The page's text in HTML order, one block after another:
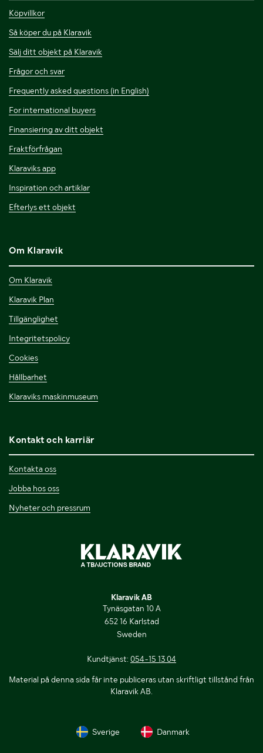
Köpvillkor
Så köper du på Klaravik
Sälj ditt objekt på Klaravik
Frågor och svar
Frequently asked questions (in English)
For international buyers
Finansiering av ditt objekt
Fraktförfrågan
Klaraviks app
Inspiration och artiklar
Efterlys ett objekt
Om Klaravik
Om Klaravik
Klaravik Plan
Tillgänglighet
Integritetspolicy
Cookies
Hållbarhet
Klaraviks maskinmuseum
Kontakt och karriär
Kontakta oss
Jobba hos oss
Nyheter och pressrum
Klaravik AB
Tynäsgatan 10 A
652 16 Karlstad
Sweden
Kundtjänst: 054-15 13 04
Material på denna sida får inte publiceras utan skriftligt tillstånd från
Klaravik AB.
Sverige Danmark